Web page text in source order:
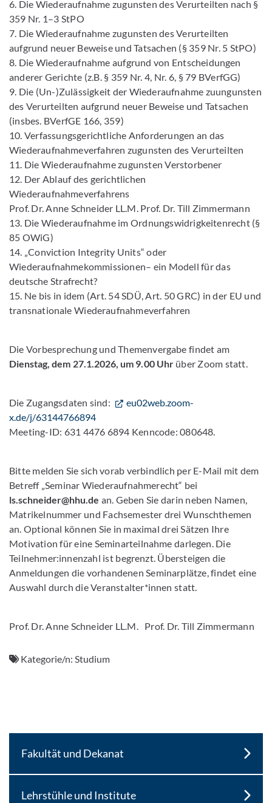
6. Die Wiederaufnahme zugunsten des Verurteilten nach §
359 Nr. 1–3 StPO
7. Die Wiederaufnahme zugunsten des Verurteilten
aufgrund neuer Beweise und Tatsachen (§ 359 Nr. 5 StPO)
8. Die Wiederaufnahme aufgrund von Entscheidungen
anderer Gerichte (z.B. § 359 Nr. 4, Nr. 6, § 79 BVerfGG)
9. Die (Un-)Zulässigkeit der Wiederaufnahme zuungunsten
des Verurteilten aufgrund neuer Beweise und Tatsachen
(insbes. BVerfGE 166, 359)
10. Verfassungsgerichtliche Anforderungen an das
Wiederaufnahmeverfahren zugunsten des Verurteilten
11. Die Wiederaufnahme zugunsten Verstorbener
12. Der Ablauf des gerichtlichen
Wiederaufnahmeverfahrens
Prof. Dr. Anne Schneider LL.M. Prof. Dr. Till Zimmermann
13. Die Wiederaufnahme im Ordnungswidrigkeitenrecht (§
85 OWiG)
14. „Conviction Integrity Units“ oder
Wiederaufnahmekommissionen– ein Modell für das
deutsche Strafrecht?
15. Ne bis in idem (Art. 54 SDÜ, Art. 50 GRC) in der EU und
transnationale Wiederaufnahmeverfahren
Die Vorbesprechung und Themenvergabe findet am
Dienstag, dem 27.1.2026, um 9.00 Uhr über Zoom statt.
Die Zugangsdaten sind:
eu02web.zoom-
x.de/j/63144766894
Meeting-ID: 631 4476 6894 Kenncode: 080648.
Bitte melden Sie sich vorab verbindlich per E-Mail mit dem
Betreff „Seminar Wiederaufnahmerecht“ bei
ls.schneider@hhu.de an. Geben Sie darin neben Namen,
Matrikelnummer und Fachsemester drei Wunschthemen
an. Optional können Sie in maximal drei Sätzen Ihre
Motivation für eine Seminarteilnahme darlegen. Die
Teilnehmer:innenzahl ist begrenzt. Übersteigen die
Anmeldungen die vorhandenen Seminarplätze, findet eine
Auswahl durch die Veranstalter*innen statt.
Prof. Dr. Anne Schneider LL.M. Prof. Dr. Till Zimmermann
Kategorie/n:Studium
Fakultät und Dekanat
Lehrstühle und Institute